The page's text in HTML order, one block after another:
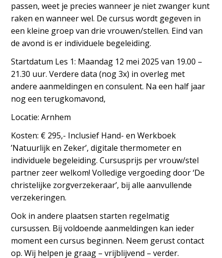
passen, weet je precies wanneer je niet zwanger kunt
raken en wanneer wel. De cursus wordt gegeven in
een kleine groep van drie vrouwen/stellen. Eind van
de avond is er individuele begeleiding.
Startdatum Les 1: Maandag 12 mei 2025 van 19.00 –
21.30 uur. Verdere data (nog 3x) in overleg met
andere aanmeldingen en consulent. Na een half jaar
nog een terugkomavond,
Locatie: Arnhem
Kosten: € 295,- Inclusief Hand- en Werkboek
’Natuurlijk en Zeker’, digitale thermometer en
individuele begeleiding. Cursusprijs per vrouw/stel
partner zeer welkom! Volledige vergoeding door ‘De
christelijke zorgverzekeraar’, bij alle aanvullende
verzekeringen.
Ook in andere plaatsen starten regelmatig
cursussen. Bij voldoende aanmeldingen kan ieder
moment een cursus beginnen. Neem gerust contact
op. Wij helpen je graag – vrijblijvend – verder.